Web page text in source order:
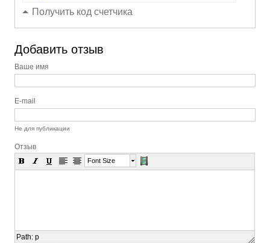
Получить код счетчика
Добавить отзыв
Ваше имя
E-mail
Не для публикации
Отзыв
Font Size
Path:p